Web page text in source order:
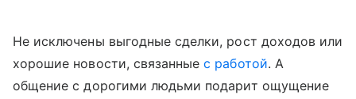
Не исключены выгодные сделки, рост доходов или
хорошие новости, связанныес работой. А
общение с дорогими людьми подарит ощущение